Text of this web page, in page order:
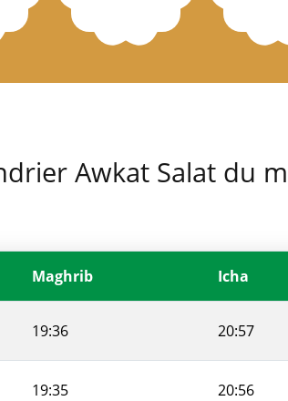
Awkat Salat du
Maghrib Icha
19:36 20:57
19:35 20:56